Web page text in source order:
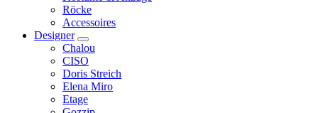
Röcke
Accessoires
Designer
Chalou
CISO
Doris Streich
Elena Miro
Etage